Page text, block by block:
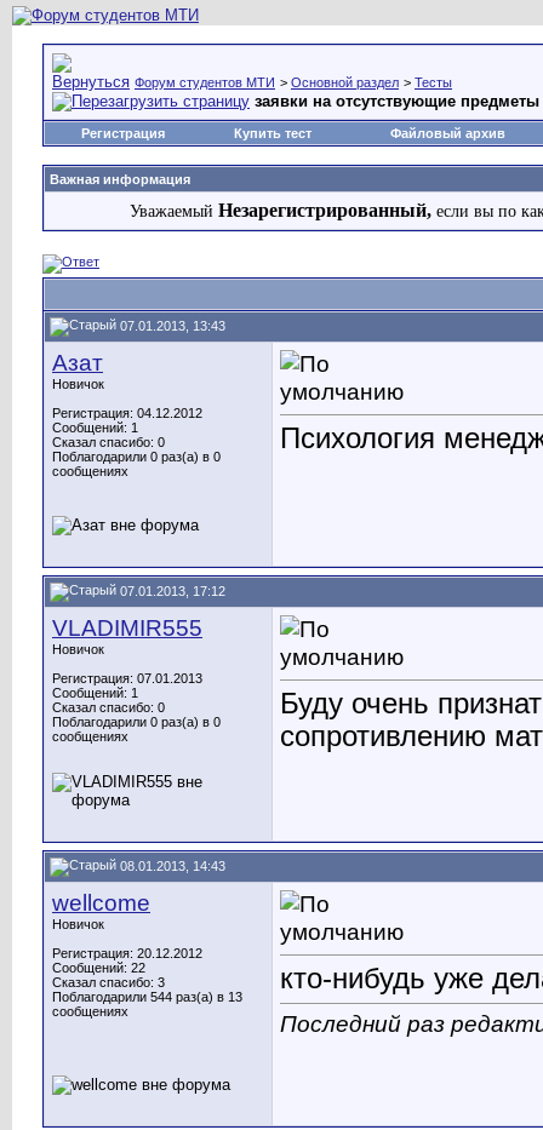
Форум студентов МТИ > Основной раздел > Тесты
заявки на отсутствующие предметы
Регистрация Купить тест Файловый архив
Важная информация
Уважаемый Незарегистрированный, если вы по
07.01.2013, 13:43
Азат
Новичок
Регистрация: 04.12.2012
Сообщений: 1
Сказал спасибо: 0
Поблагодарили 0 раз(а) в 0
сообщениях
Психология
07.01.2013, 17:12
VLADIMIR555
Новичок
Регистрация: 07.01.2013
Сообщений: 1
Сказал спасибо: 0
Поблагодарили 0 раз(а) в 0
сообщениях
Буду очень
сопротивлению
08.01.2013, 14:43
wellcome
Новичок
Регистрация: 20.12.2012
Сообщений: 22
Сказал спасибо: 3
Поблагодарили 544 раз(а) в 13
сообщениях
кто-нибудь уже
Последний раз